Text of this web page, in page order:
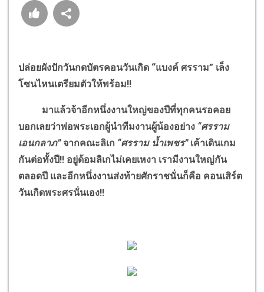
ปล่อยผังปักวันกดบัตรคอนวันเกิด “แบงค์ ศรราม” เล็ง
โซนไหนเตรียมตัวให้พร้อม!!
มาแล้วจ้าอีกหนึ่งงานใหญ่ของปีที่ทุกคนรอคอย
บอกเลยว่าพ่อพระเอกผู้นำทีมงานผู้น้องอย่าง “ศรราม
เอนกลาภ”จากคณะลิเก “ศรราม น้ำเพชร”เค้าเดินเกม
กันต่อทั้งปี!! อยู่ด้อมลิเกไม่เคยเหงา เรามีงานใหญ่กัน
ตลอดปี และอีกหนึ่งงานส่งท้ายศักราชนั่นก็คือ คอนเสิร์ต
วันเกิดพระศรนั่นเอง!!